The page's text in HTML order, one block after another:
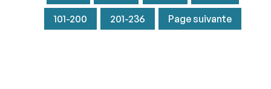
101-200 201-236 Page suivante